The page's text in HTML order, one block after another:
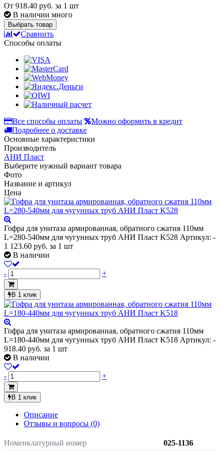
От 918.40 руб. за 1 шт
В наличии много
Выбрать товар
Сравнить
Способы оплаты
Все способы оплаты
Можно оформить в кредит
Подробнее о доставке
Основные характеристики
Производитель
АНИ Пласт
Выберите нужный вариант товара
Фото
Название и артикул
Цена
Гофра для унитаза армированная, обратного сжатия 110мм
L=280-540мм для чугунных труб АНИ Пласт K528 Артикул: -
1 123.60 руб. за 1 шт
В наличии
- +
В 1 клик
Гофра для унитаза армированная, обратного сжатия 110мм
L=180-440мм для чугунных труб АНИ Пласт K518 Артикул: -
918.40 руб. за 1 шт
В наличии
- +
В 1 клик
Описание
Отзывы и вопросы (0)
Номенклатурный номер
025-1136